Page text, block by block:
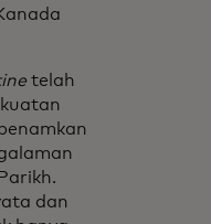
telah
dan